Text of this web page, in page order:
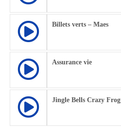
Billets verts – Maes
Assurance vie
Jingle Bells Crazy Frog